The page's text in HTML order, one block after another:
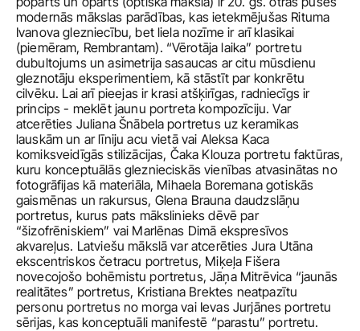
modernās mākslas parādības, kas ietekmējušas Rituma
Ivanova glezniecību, bet liela nozīme ir arī klasikai
(piemēram, Rembrantam). “Vērotāja laika” portretu
dubultojums un asimetrija sasaucas ar citu mūsdienu
gleznotāju eksperimentiem, kā stāstīt par konkrētu
cilvēku. Lai arī pieejas ir krasi atšķirīgas, radniecīgs ir
princips - meklēt jaunu portreta kompozīciju. Var
atcerēties Juliana Šnābela portretus uz keramikas
lauskām un ar līniju acu vietā vai Aleksa Kaca
komiksveidīgās stilizācijas, Čaka Klouza portretu faktūras,
kuru konceptuālās gleznieciskās vienības atvasinātas no
fotogrāfijas kā materiāla, Mihaela Boremana gotiskās
gaismēnas un rakursus, Glena Brauna daudzslāņu
portretus, kurus pats mākslinieks dēvē par
“šizofrēniskiem” vai Marlēnas Dimā ekspresīvos
akvareļus. Latviešu mākslā var atcerēties Jura Utāna
ekscentriskos četracu portretus, Miķeļa Fišera
novecojošo bohēmistu portretus, Jāņa Mitrēvica “jaunās
realitātes” portretus, Kristiana Brektes neatpazītu
personu portretus no morga vai Ievas Jurjānes portretu
sērijas, kas konceptuāli manifestē “parastu” portretu.